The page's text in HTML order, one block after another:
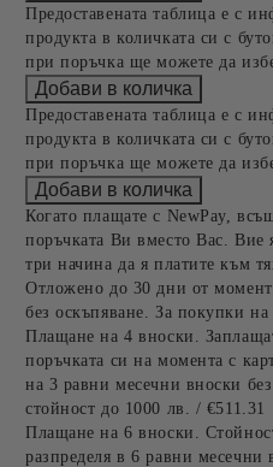
Предоставената таблица е с
продукта в количката си с
при поръчка ще можете да
Предоставената таблица е с
продукта в количката си с
при поръчка ще можете да
Когато плащате с NewPay,
поръчката Ви вместо Вас. Вие
три начина да я платите към
Отложено до 30 дни от
без оскъпяване. За покупки
Плащане на 4 вноски.
поръчката си на момента с
на 3 равни месечни вноски
стойност до 1000 лв. / €511.31
Плащане на 6 вноски.
разпределя в 6 равни месечни